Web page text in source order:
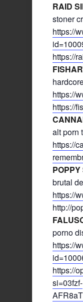
RAID
stoner
https://
https://
https://
https://
alt porn
https://
brutal
https://
http://
porno
https://
https://
si=03fzf-